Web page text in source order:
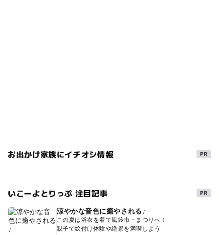
お出かけ家族にイチオシ情報
いこーよとりっぷ 注目記事
涼やかな音色に癒やされる♪
この夏は浴衣を着て風鈴市・まつりへ！
親子で絵付け体験や絶景を満喫しよう